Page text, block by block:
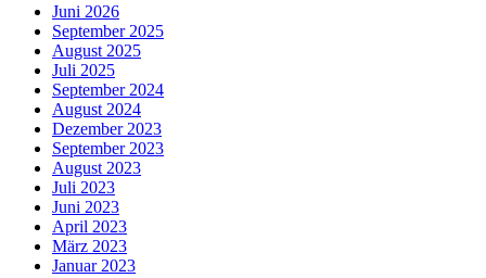
Juni 2026
September 2025
August 2025
Juli 2025
September 2024
August 2024
Dezember 2023
September 2023
August 2023
Juli 2023
Juni 2023
April 2023
März 2023
Januar 2023